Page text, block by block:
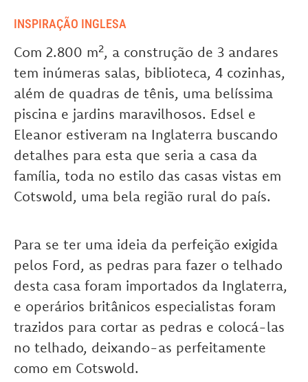
INSPIRAÇÃO INGLESA
Com 2.800 m², a construção de 3 andares
tem inúmeras salas, biblioteca, 4 cozinhas,
além de quadras de tênis, uma belíssima
piscina e jardins maravilhosos. Edsel e
Eleanor estiveram na Inglaterra buscando
detalhes para esta que seria a casa da
família, toda no estilo das casas vistas em
Cotswold, uma bela região rural do país.
Para se ter uma ideia da perfeição exigida
pelos Ford, as pedras para fazer o telhado
desta casa foram importados da Inglaterra,
e operários britânicos especialistas foram
trazidos para cortar as pedras e colocá-las
no telhado, deixando-as perfeitamente
como em Cotswold.